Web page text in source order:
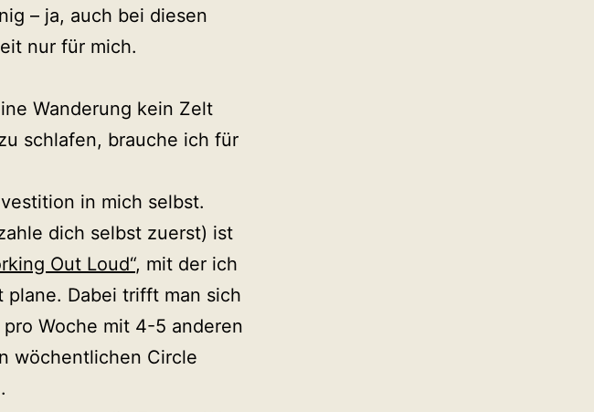
– ja, auch bei diesen
nur für mich.
Wanderung kein Zelt
schlafen, brauche ich für
in mich selbst.
dich selbst zuerst) ist
Out Loud“, mit der ich
plane. Dabei trifft man sich
Woche mit 4-5 anderen
wöchentlichen Circle